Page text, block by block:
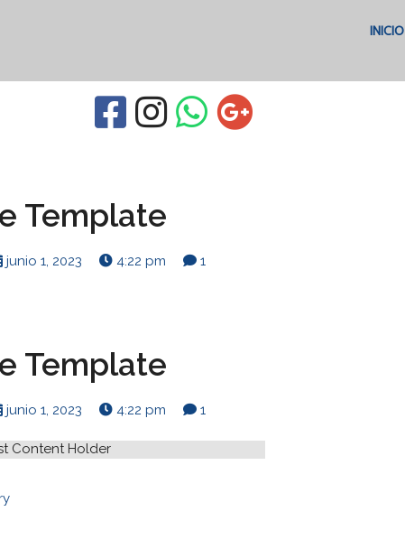
INICIO
Template
junio 1, 2023 4:22 pm 1
Template
junio 1, 2023 4:22 pm 1
Content Holder